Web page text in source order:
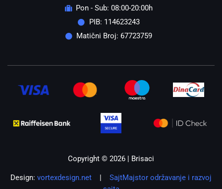
Pon - Sub: 08:00-20:00h
PIB: 114623243
Matični Broj: 67723759
Copyright © 2026 | Brisaci
Design: vortexdesign.net
SajtMajstor održavanje i razvoj